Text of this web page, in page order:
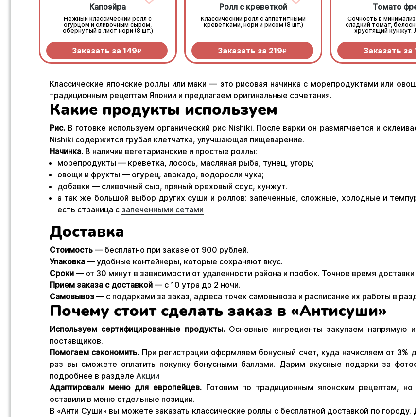
Капоэйра
Нежный классический ролл с
огурцом и сливочным сыром,
обернутый в лист нори (8 шт.)
Заказать за 149R
Ролл с креветкой
Классический ролл с аппетитными
креветками, нори и рисом (8 шт.)
Заказать за 219R
Томато
Сочность в
сладкий томат,
хрустящий кунжут.
которая заряжает
Заказать за
Классические японские роллы или маки — это рисовая начинка с морепродуктами или
традиционным рецептам Японии и предлагаем оригинальные сочетания.
Какие продукты используем
Рис. В готовке используем органический рис Nishiki. После варки он размягчается и
Nishiki содержится грубая клетчатка, улучшающая пищеварение.
Начинка. В наличии вегетарианские и простые роллы:
морепродукты — креветка, лосось, масляная рыба, тунец, угорь;
овощи и фрукты — огурец, авокадо, водоросли чука;
добавки — сливочный сыр, пряный ореховый соус, кунжут.
а так же большой выбор других суши и роллов: запеченные, сложные, холодные и
есть страница с запеченными сетами
Доставка
Стоимость — бесплатно при заказе от 900 рублей.
Упаковка — удобные контейнеры, которые сохраняют вкус.
Сроки — от 30 минут в зависимости от удаленности района и пробок. Точное время
Прием заказа с доставкой — с 10 утра до 2 ночи.
Самовывоз — с подарками за заказ, адреса точек самовывоза и расписание их работы в
Почему стоит сделать заказ в «Антисуши»
Используем сертифицированные продукты.Основные ингредиенты закупаем напрямую
поставщиков.
Помогаем сэкономить. При регистрации оформляем бонусный счет, куда начисляем от
раз вы сможете оплатить покупку бонусными баллами. Дарим вкусные подарки за
подробнее в разделе Акции
Адаптировали меню для европейцев. Готовим по традиционным японским рецептам,
оставили в меню отдельные позиции.
В «Анти Суши» вы можете заказать классические роллы с бесплатной доставкой по